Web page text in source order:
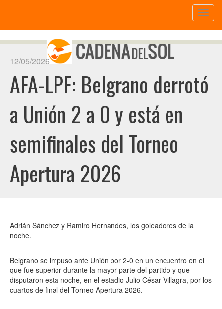
12/05/2026
AFA-LPF: Belgrano derrotó
a Unión 2 a 0 y está en
semifinales del Torneo
Apertura 2026
Adrián Sánchez y Ramiro Hernandes, los goleadores de la
noche.
Belgrano se impuso ante Unión por 2-0 en un encuentro en el
que fue superior durante la mayor parte del partido y que
disputaron esta noche, en el estadio Julio César Villagra, por los
cuartos de final del Torneo Apertura 2026.